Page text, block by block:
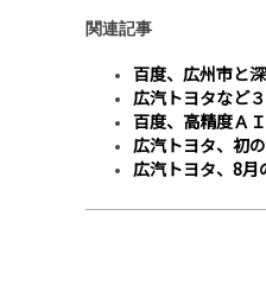
関連記事
百度、広州市と
広汽トヨタなど
百度、高精度Ａ
広汽トヨタ、初
広汽トヨタ、8月